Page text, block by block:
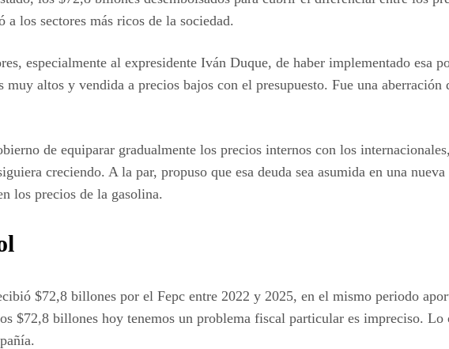
los sectores más ricos de la sociedad.
especialmente al expresidente Iván Duque, de haber implementado esa
muy altos y vendida a precios bajos con el presupuesto. Fue una
de equiparar gradualmente los precios internos con los
creciendo. A la par, propuso que esa deuda sea asumida en una
los precios de la gasolina.
$72,8 billones por el Fepc entre 2022 y 2025, en el mismo periodo
$72,8 billones hoy tenemos un problema fiscal particular es impreciso.